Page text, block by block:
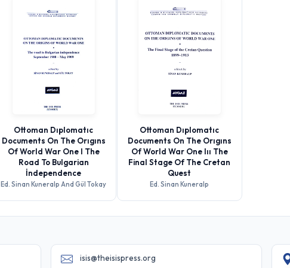
Ottoman Dıplomatıc
Documents On The Orıgıns
Of World War One I The
Road To Bulgarian
İndependence
Ed. Sinan Kuneralp And Gül Tokay
Ottoman Dıplomatıc
Documents On The Orıgıns
Of World War One Iıı The
Final Stage Of The Cretan
Quest
Ed. Sinan Kuneralp
isis@theisispress.org